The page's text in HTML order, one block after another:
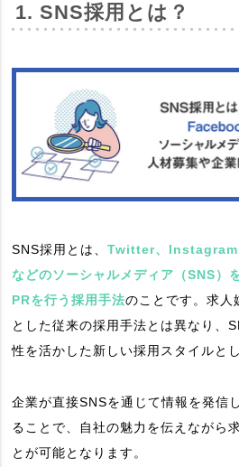
1. SNS採用とは？
SNS採用とは、Twitter、
などのソーシャルメディア（SNS）
PRを行う採用手法のことです。求人
とした従来の採用手法とは異なり、
性を活かした新しい採用スタイルと
企業が直接SNSを通じて情報を発信
ることで、自社の魅力を伝えながら
とが可能となります。